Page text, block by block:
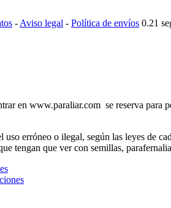
- Aviso legal - Política de envíos 0.21
en www.paraliar.com se reserva
erróneo o ilegal, según las leyes de
tengan que ver con semillas,